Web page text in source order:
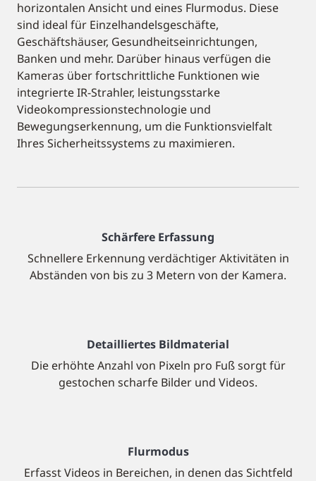
horizontalen Ansicht und eines Flurmodus. Diese
sind ideal für Einzelhandelsgeschäfte,
Geschäftshäuser, Gesundheitseinrichtungen,
Banken und mehr. Darüber hinaus verfügen die
Kameras über fortschrittliche Funktionen wie
integrierte IR-Strahler, leistungsstarke
Videokompressionstechnologie und
Bewegungserkennung, um die Funktionsvielfalt
Ihres Sicherheitssystems zu maximieren.
Schärfere Erfassung
Schnellere Erkennung verdächtiger Aktivitäten in
Abständen von bis zu 3 Metern von der Kamera.
Detailliertes Bildmaterial
Die erhöhte Anzahl von Pixeln pro Fuß sorgt für
gestochen scharfe Bilder und Videos.
Flurmodus
Erfasst Videos in Bereichen, in denen das Sichtfeld